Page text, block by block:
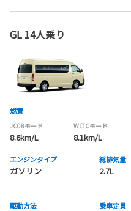
GL 14人乗り
燃費
JC08モード
8.6km/L
WLTCモード
8.1km/L
エンジンタイプ
ガソリン
総排気量
2.7L
駆動方法 乗車定員